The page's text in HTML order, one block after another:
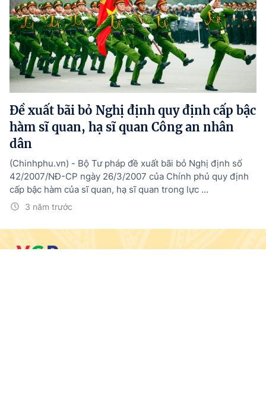
Đề xuất bãi bỏ Nghị định quy định cấp bậc
hàm sĩ quan, hạ sĩ quan Công an nhân
dân
3 năm trước
(Chinhphu.vn) - Bộ Tư pháp đề xuất bãi bỏ Nghị định số
42/2007/NĐ-CP ngày 26/3/2007 của Chính phủ quy định
cấp bậc hàm của sĩ quan, hạ sĩ quan trong lực ...